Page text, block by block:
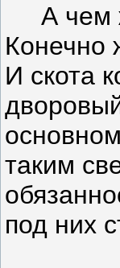
А чем
Конечно
И скота
таким
под них